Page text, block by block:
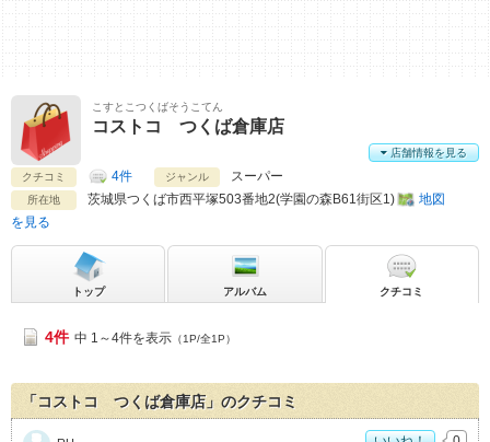
こすとこつくばそうこてん
コストコ つくば倉庫店
クチコミ 4件 ジャンル スーパー
所在地 茨城県つくば市西平塚503番地2(学園の森B61街区1)
地図
を見る
店舗情報を見る
トップ アルバム クチコミ
4件 中 1～4件を表示 （1P/全1P）
「コストコ つくば倉庫店」のクチコミ